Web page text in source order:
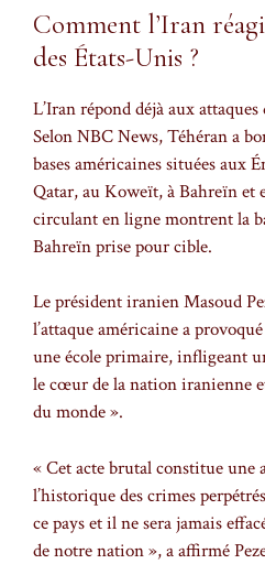
Comment l’Iran
des États-Unis ?
L’Iran répond déjà aux attaques
Selon NBC News, Téhéran a
bases américaines situées aux
Qatar, au Koweït, à Bahreïn et
circulant en ligne montrent la
Bahreïn prise pour cible.
Le président iranien Masoud
l’attaque américaine a
une école primaire, infligeant
le cœur de la nation iranienne
du monde ».
« Cet acte brutal constitue une
l’historique des crimes
ce pays et il ne sera jamais
de notre nation », a affirmé